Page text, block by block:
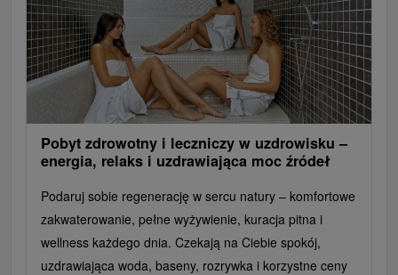
Pobyt zdrowotny i leczniczy w uzdrowisku –
energia, relaks i uzdrawiająca moc źródeł
Podaruj sobie regenerację w sercu natury – komfortowe
zakwaterowanie, pełne wyżywienie, kuracja pitna i
wellness każdego dnia. Czekają na Ciebie spokój,
uzdrawiająca woda, baseny, rozrywka i korzystne ceny